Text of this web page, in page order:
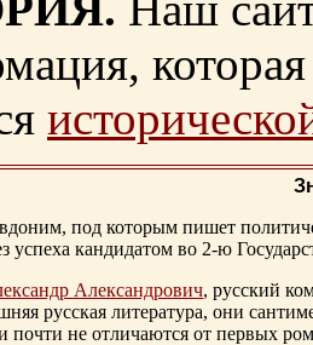
которая
под которым пишет
успеха кандидатом во 2-ю
Александрович, русский
русская литература, они
не отличаются от первых